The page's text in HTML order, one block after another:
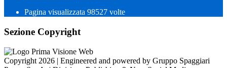
Pagina visualizzata 98527 volte
Sezione Copyright
Copyright 2026 | Engineered and powered by Gruppo Spaggiari